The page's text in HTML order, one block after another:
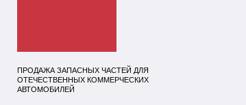
ПРОДАЖА ЗАПАСНЫХ ЧАСТЕЙ ДЛЯ
ОТЕЧЕСТВЕННЫХ КОММЕРЧЕСКИХ
АВТОМОБИЛЕЙ